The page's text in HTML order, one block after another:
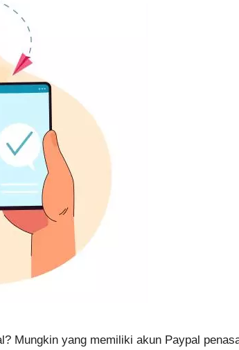
Mungkin yang memiliki akun Paypal